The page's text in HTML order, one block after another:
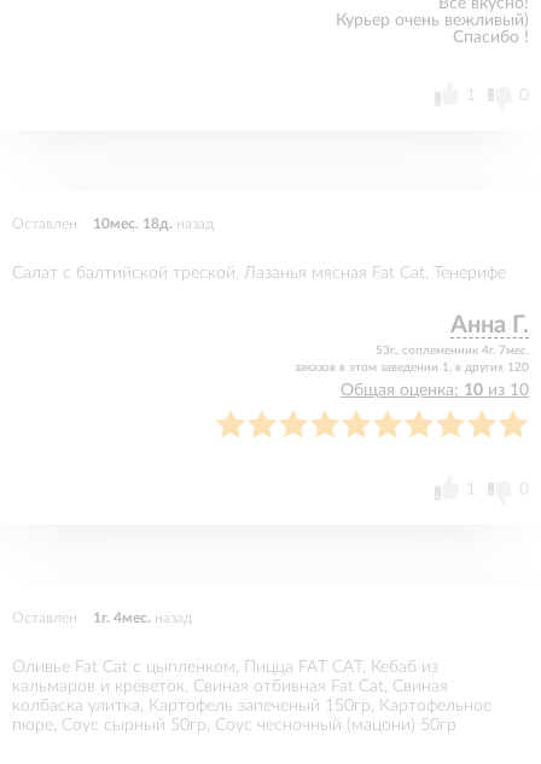
Все вкусно!
Курьер очень вежливый)
Спасибо !
1 0
Оставлен 10мес. 18д. назад
Салат с балтийской треской, Лазанья мясная Fat Cat, Тенерифе
Анна Г.
53г., соплеменник 4г. 7мес.
заказов в этом заведении 1, в других 120
Общая оценка: 10 из 10
1 0
Оставлен 1г. 4мес. назад
Оливье Fat Cat с цыпленком, Пицца FAT CAT, Кебаб из
кальмаров и креветок, Свиная отбивная Fat Cat, Свиная
колбаска улитка, Картофель запеченый 150гр, Картофельное
пюре, Соус сырный 50гр, Соус чесночный (мацони) 50гр